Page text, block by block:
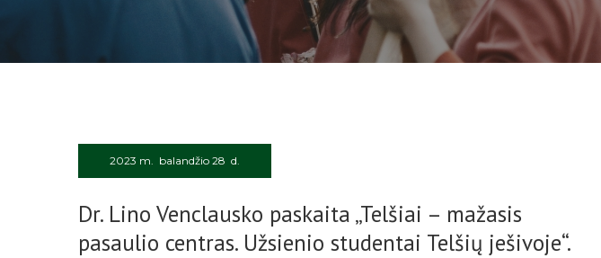
2023 m. balandžio 28 d.
Dr. Lino Venclausko paskaita „Telšiai – mažasis
pasaulio centras. Užsienio studentai Telšių ješivoje“.